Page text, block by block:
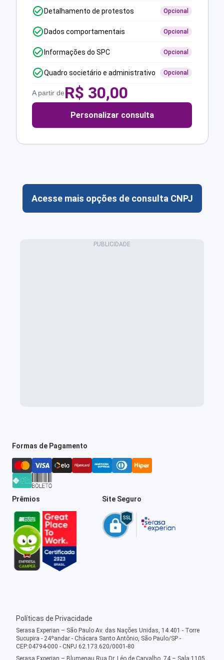
Detalhamento de protestos Opcional
Dados comportamentais Opcional
Informações do SPC Opcional
Quadro societário e administrativo Opcional
A partir deR$ 30,00
Personalizar consulta
Acesse mais opções de consulta CNPJ
Formas de Pagamento
Prêmios Site Seguro
Políticas de Privacidade
Serasa Experian – São Paulo Av. das Nações Unidas, 14.401 - Torre
Sucupira - 24ºandar - Chácara Santo Antônio, São Paulo/SP -
CEP:04794-000 - CNPJ 62.173.620/0001-80
Serasa Experian – Blumenau Rua Dr. Léo de Carvalho, 74 – Sala 1105